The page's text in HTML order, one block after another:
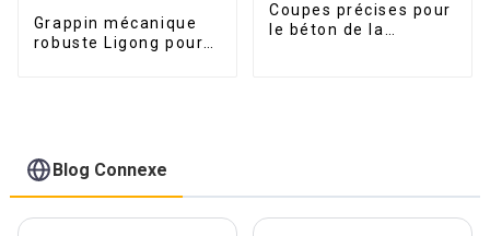
Grappin mécanique
robuste Ligong pour
Coupes précises pour
le béton de la
Blog Connexe